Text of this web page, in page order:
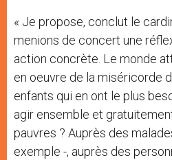
« Je propose, conclut le
menions de concert une
action concrète. Le monde
en oeuvre de la miséricorde
enfants qui en ont le plus
agir ensemble et
pauvres ? Auprès des
exemple -, auprès des